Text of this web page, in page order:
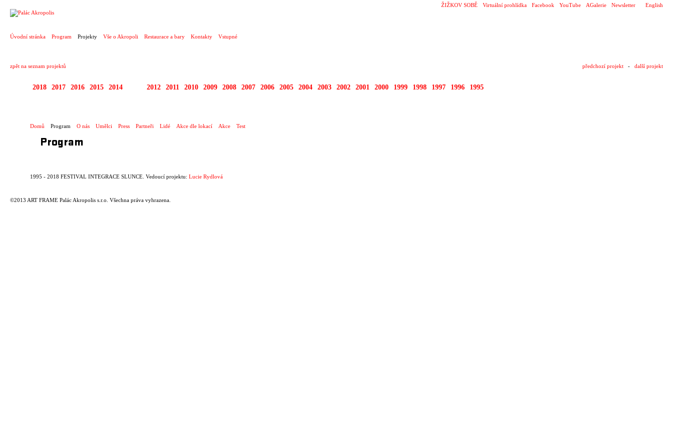
English
ŽIŽKOV SOBĚ Virtuální prohlídka Facebook YouTube AGalerie Newsletter
Úvodní stránka Program Projekty Vše o Akropoli Restaurace a bary Kontakty Vstupné
zpět na seznam projektů předchozí projekt - další projekt
2018 2017 2016 2015 2014 2012 2011 2010 2009 2008 2007 2006 2005 2004 2003 2002 2001 2000 1999 1998 1997 1996 1995
Domů Program O nás Umělci Press Partneři Lidé Akce dle lokací Akce Test
Program
1995 - 2018 FESTIVAL INTEGRACE SLUNCE. Vedoucí projektu: Lucie Rydlová
©2013 ART FRAME Palác Akropolis s.r.o. Všechna práva vyhrazena.